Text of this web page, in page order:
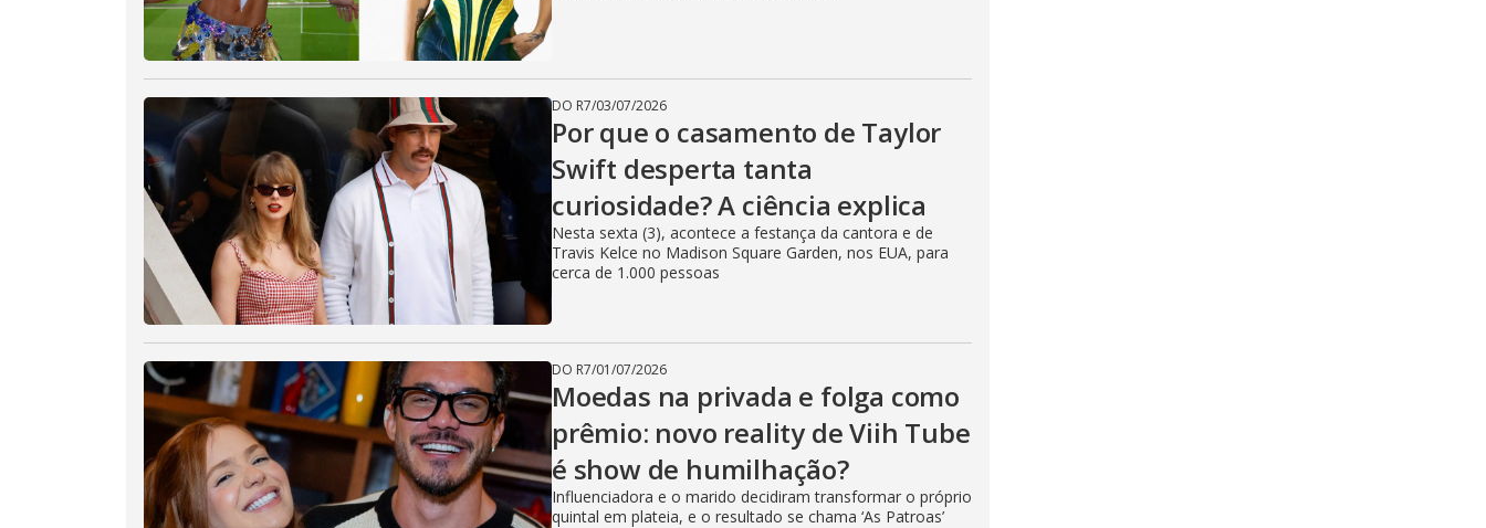
DO R7/03/07/2026
Por que o casamento de Taylor
Swift desperta tanta
curiosidade? A ciência explica
Nesta sexta (3), acontece a festança da cantora e de
Travis Kelce no Madison Square Garden, nos EUA, para
cerca de 1.000 pessoas
DO R7/01/07/2026
Moedas na privada e folga como
prêmio: novo reality de Viih Tube
é show de humilhação?
Influenciadora e o marido decidiram transformar o próprio
quintal em plateia, e o resultado se chama ‘As Patroas’